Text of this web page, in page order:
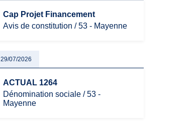
Cap Projet Financement
Avis de constitution / 53 - Mayenne
29/07/2026
ACTUAL 1264
Dénomination sociale / 53 -
Mayenne